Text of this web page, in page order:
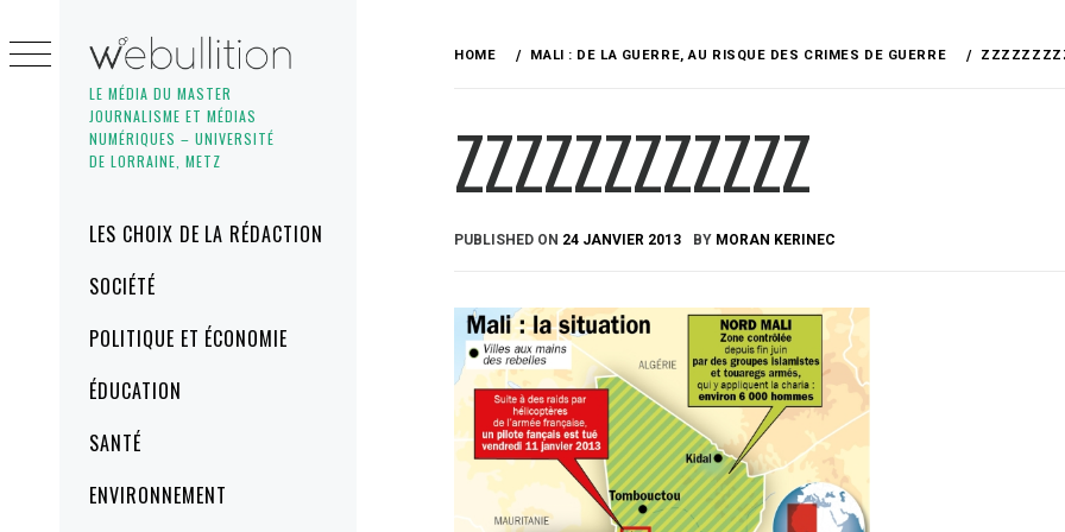
LE MÉDIA DU MASTER
JOURNALISME ET MÉDIAS
NUMÉRIQUES – UNIVERSITÉ
DE LORRAINE, METZ
MenuLES CHOIX DE LA RÉDACTION
SOCIÉTÉ
POLITIQUE ET ÉCONOMIE
ÉDUCATION
SANTÉ
ENVIRONNEMENT
to
content
HOME MALI : DE LA GUERRE, AU RISQUE DES CRIMES DE GUERRE
ZZZZZZZZZZZZ
PUBLISHED ON 24 JANVIER 2013 BY MORAN KERINEC